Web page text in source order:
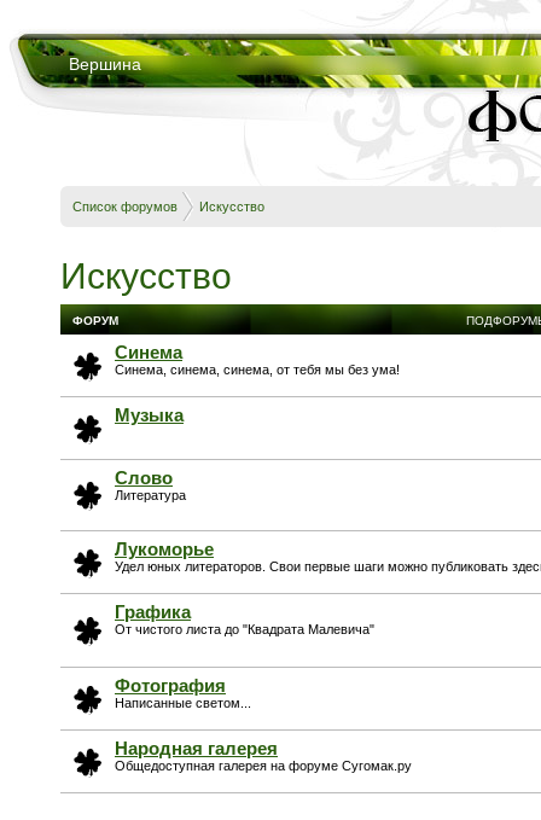
Вершина
Список форумов Искусство
Искусство
ФОРУМ
Синема
Синема, синема, синема, от тебя мы без ума!
Музыка
Слово
Литература
Лукоморье
Удел юных литераторов. Свои первые шаги можно публиковать
Графика
От чистого листа до "Квадрата Малевича"
Фотография
Написанные светом...
Народная галерея
Общедоступная галерея на форуме Сугомак.ру